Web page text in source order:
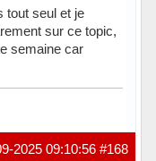
tout seul et je
sur ce topic,
semaine car
#168
2025 09:10:56